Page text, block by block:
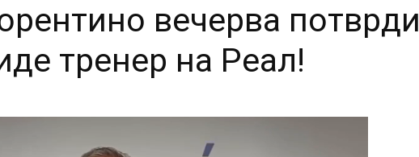
вечерва потврди
тренер на Реал!